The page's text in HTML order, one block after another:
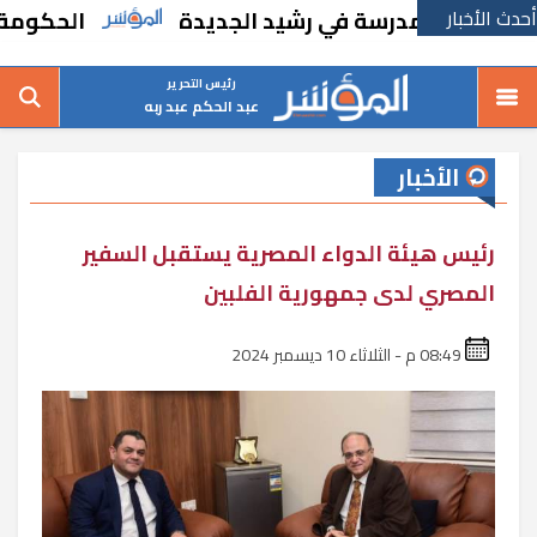
أحدث الأخبارمدرسة في رشيد الجديدة الحكومة تقر
رئيس التحرير
عبد الحكم عبد ربه
الأخبار
رئيس هيئة الدواء المصرية يستقبل السفير
المصري لدى جمهورية الفلبين